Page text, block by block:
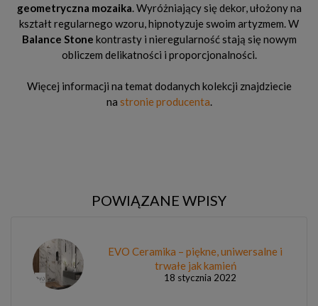
geometryczna mozaika. Wyróżniający się dekor, ułożony na
kształt regularnego wzoru, hipnotyzuje swoim artyzmem. W
Balance Stone kontrasty i nieregularność stają się nowym
obliczem delikatności i proporcjonalności.
Więcej informacji na temat dodanych kolekcji znajdziecie
na stronie producenta
POWIĄZANE WPISY
EVO Ceramika – piękne, uniwersalne i
trwałe jak kamień
18 stycznia 2022